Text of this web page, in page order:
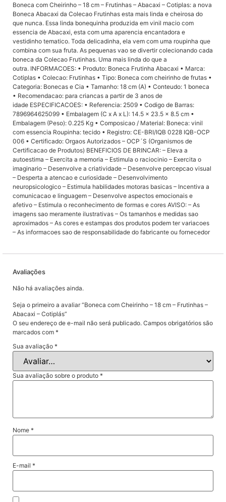
Boneca com Cheirinho – 18 cm – Frutinhas – Abacaxi – Cotiplas: a nova
Boneca Abacaxi da Colecao Frutinhas esta mais linda e cheirosa do
que nunca. Essa linda bonequinha produzida em vinil macio com
essencia de Abacaxi, esta com uma aparencia encantadora e
vestidinho tematico. Toda delicadinha, ela vem com uma roupinha que
combina com sua fruta. As pequenas vao se divertir colecionando cada
boneca da Colecao Frutinhas. Uma mais linda do que a
outra. INFORMACOES: • Produto: Boneca Frutinha Abacaxi • Marca:
Cotiplas • Colecao: Frutinhas • Tipo: Boneca com cheirinho de frutas •
Categoria: Bonecas e Cia • Tamanho: 18 cm (A) • Conteudo: 1 boneca
• Recomendacao: para criancas a partir de 3 anos de
idade ESPECIFICACOES: • Referencia: 2509 • Codigo de Barras:
7896964625099 • Embalagem (C x A x L): 14.5 x 23.5 x 8.5 cm •
Embalagem (Peso): 0.225 Kg • Composicao / Material: Boneca: vinil
com essencia Roupinha: tecido • Registro: CE-BRI/IQB 0228 IQB-OCP
006 • Certificado: Orgaos Autorizados – OCP´S (Organismos de
Certificacao de Produtos) BENEFICIOS DE BRINCAR: – Eleva a
autoestima – Exercita a memoria – Estimula o raciocinio – Exercita o
imaginario – Desenvolve a criatividade – Desenvolve percepcao visual
– Desperta a atencao e curiosidade – Desenvolvimento
neuropsicologico – Estimula habilidades motoras basicas – Incentiva a
comunicacao e linguagem – Desenvolve aspectos emocionais e
afetivo – Estimula o reconhecimento de formas e cores AVISO: – As
imagens sao meramente ilustrativas – Os tamanhos e medidas sao
aproximados – As cores e estampas dos produtos podem ter variacoes
– As informacoes sao de responsabilidade do fabricante ou fornecedor
Avaliações
Não há avaliações ainda.
Seja o primeiro a avaliar “Boneca com Cheirinho – 18 cm – Frutinhas –
Abacaxi – Cotiplás”
O seu endereço de e-mail não será publicado. Campos obrigatórios são
marcados com *
Sua avaliação *
Sua avaliação sobre o produto *
Nome *
E-mail *